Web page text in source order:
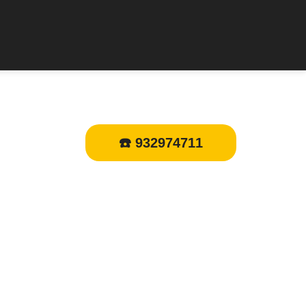
☎️ 932974711